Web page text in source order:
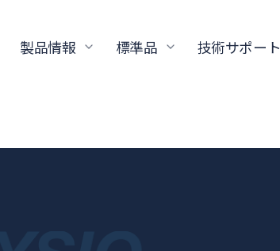
製品情報 標準品 技術サポート